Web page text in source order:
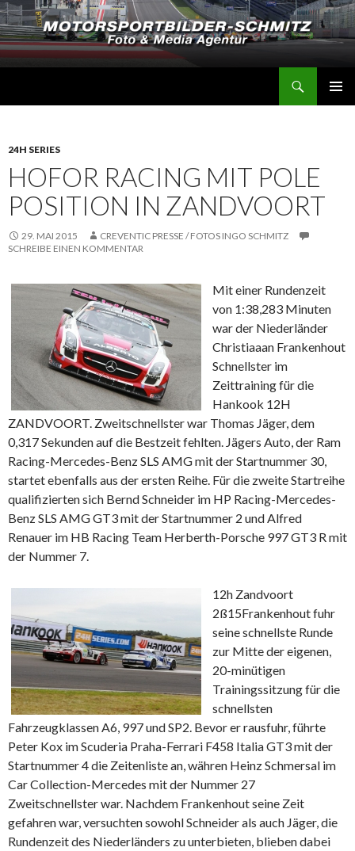
24H SERIES
HOFOR RACING MIT POLE
POSITION IN ZANDVOORT
29. MAI 2015
CREVENTIC PRESSE / FOTOS INGO SCHMITZ
SCHREIBE EINEN KOMMENTAR
Mit einer Rundenzeit
von 1:38,283 Minuten
war der Niederländer
Christiaaan Frankenhout
Schnellster im
Zeittraining für die
Hankook 12H
ZANDVOORT. Zweitschnellster war Thomas Jäger, dem
0,317 Sekunden auf die Bestzeit fehlten. Jägers Auto, der Ram
Racing-Mercedes-Benz SLS AMG mit der Startnummer 30,
startet ebenfalls aus der ersten Reihe. Für die zweite Startreihe
qualifizierten sich Bernd Schneider im HP Racing-Mercedes-
Benz SLS AMG GT3 mit der Startnummer 2 und Alfred
Renauer im HB Racing Team Herberth-Porsche 997 GT3 R mit
der Nummer 7.
12h Zandvoort
2ß15Frankenhout fuhr
seine schnellste Runde
zur Mitte der eigenen,
20-minütigen
Trainingssitzung für die
schnellsten
Fahrzeugklassen A6, 997 und SP2. Bevor er rausfuhr, führte
Peter Kox im Scuderia Praha-Ferrari F458 Italia GT3 mit der
Startnummer 4 die Zeitenliste an, währen Heinz Schmersal im
Car Collection-Mercedes mit der Nummer 27
Zweitschnellster war. Nachdem Frankenhout seine Zeit
gefahren war, versuchten sowohl Schneider als auch Jäger, die
Rundenzeit des Niederländers zu unterbieten, blieben dabei